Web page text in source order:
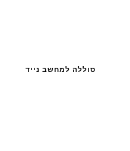
סוללה למחשב נייד